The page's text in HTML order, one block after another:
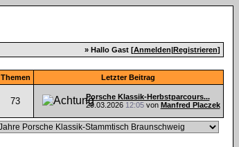
» Hallo Gast [Anmelden|Registrieren]
Themen Letzter Beitrag
73
Porsche Klassik-Herbstparcours...
29.03.2026 12:05von Manfred Placzek